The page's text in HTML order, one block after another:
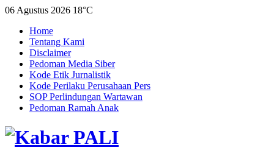
06 Agustus 2026 18°C
Home
Tentang Kami
Disclaimer
Pedoman Media Siber
Kode Etik Jurnalistik
Kode Perilaku Perusahaan Pers
SOP Perlindungan Wartawan
Pedoman Ramah Anak